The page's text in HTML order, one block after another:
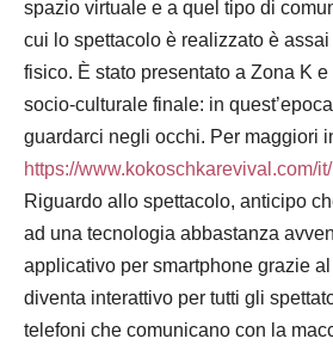
spazio virtuale e a quel tipo di
cui lo spettacolo è realizzato è
fisico. È stato presentato a Zona K
socio-culturale finale: in
guardarci negli occhi. Per maggiori
https://www.kokoschkarevival.com/
Riguardo allo spettacolo, anticipo
ad una tecnologia abbastanza
applicativo per smartphone grazie
diventa interattivo per tutti gli
telefoni che comunicano con la